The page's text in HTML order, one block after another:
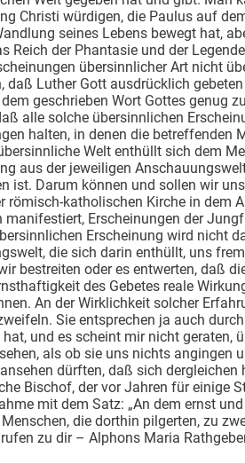
Christi würdigen, die Paulus auf
seines Lebens bewegt hat,
Reich der Phantasie und der
übersinnlicher Art nicht
daß Luther Gott ausdrücklich
geschrieben Wort Gottes genug
alle solche übersinnlichen
halten, in denen die betreffenden
Welt enthüllt sich dem
aus der jeweiligen
ist. Darum können und sollen wir
römisch-katholischen Kirche in dem
manifestiert, Erscheinungen der
Erscheinung wird nicht
die sich darin enthüllt, uns
bestreiten oder es entwerten, daß
des Gebetes reale
An der Wirklichkeit solcher
Sie entsprechen ja auch
und es scheint mir nicht geraten,
als ob sie uns nichts angingen
dürften, daß sich dergleichen
Bischof, der vor Jahren für einige
mit dem Satz: „An dem ernst
Menschen, die dorthin pilgerten, zu
zu dir – Alphons Maria